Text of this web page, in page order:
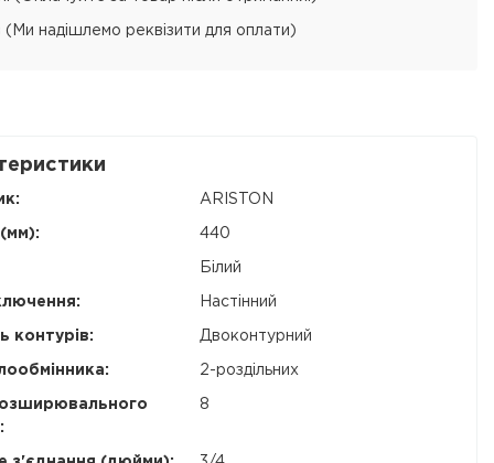
(Ми надішлемо реквізити для оплати)
ARISTON
440
Білий
Настінний
контурів: Двоконтурний
2-роздільних
8